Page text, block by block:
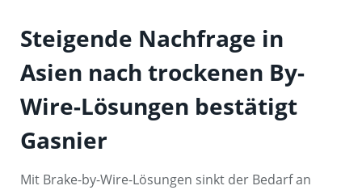
Steigende Nachfrage in
Asien nach trockenen By-
Wire-Lösungen bestätigt
Gasnier
Mit Brake-by-Wire-Lösungen sinkt der Bedarf an